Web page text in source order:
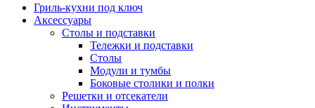
Гриль-кухни под ключ
Аксессуары
Столы и подставки
Тележки и подставки
Столы
Модули и тумбы
Боковые столики и полки
Решетки и отсекатели